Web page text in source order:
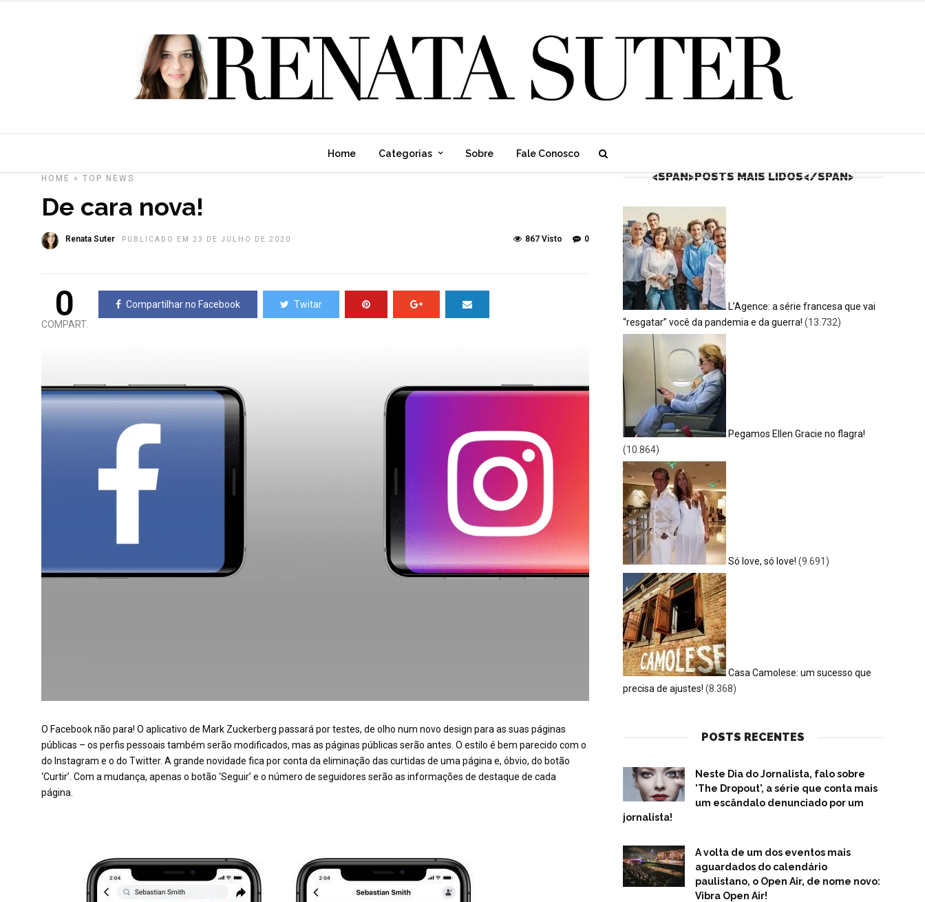
Home Categorias Sobre Fale Conosco
HOME » TOP NEWS
De cara nova!
Renata Suter PUBLICADO EM 23 DE JULHO DE 2020 0
867 Visto
0
COMPART.
Compartilhar no Facebook Twitar
O Facebook não para! O aplicativo de Mark Zuckerberg passará por testes, de olho num novo design para as suas páginas
públicas – os perfis pessoais também serão modificados, mas as páginas públicas serão antes. O estilo é bem parecido com o
do Instagram e o do Twitter. A grande novidade fica por conta da eliminação das curtidas de uma página e, óbvio, do botão
‘Curtir’. Com a mudança, apenas o botão ‘Seguir’ e o número de seguidores serão as informações de destaque de cada
página.
<SPAN>POSTS MAIS LIDOS</SPAN>
L’Agence: a série francesa que vai
“resgatar” você da pandemia e da guerra! (13.732)
Pegamos Ellen Gracie no flagra!
(10.864)
Só love, só love! (9.691)
Casa Camolese: um sucesso que
precisa de ajustes! (8.368)
POSTS RECENTES
Neste Dia do Jornalista, falo sobre
'The Dropout', a série que conta mais
um escândalo denunciado por um
jornalista!
A volta de um dos eventos mais
aguardados do calendário
paulistano, o Open Air, de nome novo:
Vibra Open Air!